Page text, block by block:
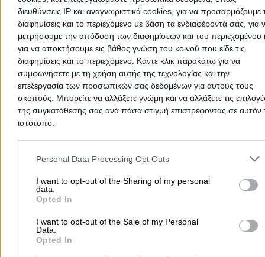
διευθύνσεις IP και αναγνωριστικά cookies, για να προσαρμόζουμε
διαφημίσεις και το περιεχόμενο με βάση τα ενδιαφέροντά σας, για
μετρήσουμε την απόδοση των διαφημίσεων και του περιεχομένου
για να αποκτήσουμε εις βάθος γνώση του κοινού που είδε τις
διαφημίσεις και το περιεχόμενο. Κάντε κλικ παρακάτω για να
συμφωνήσετε με τη χρήση αυτής της τεχνολογίας και την
επεξεργασία των προσωπικών σας δεδομένων για αυτούς τους
σκοπούς. Μπορείτε να αλλάξετε γνώμη και να αλλάξετε τις
της συγκατάθεσής σας ανά πάσα στιγμή επιστρέφοντας σε αυτόν
ιστότοπο.
Please note that this website/app uses one or more Google
and may gather and store information including but not limited to
to Google and its third-party tags to use your data for below
purposes in below Google consent section.
Personal Data Processing Opt Outs
I want to opt-out of the Sharing of my personal
data.
Opted In
I want to opt-out of the Sale of my Personal
Data.
Opted In
Μήνες Λειτουργίας
Ιανουάριος
Φεβρουάριος
Μάρτιος
Απρίλιος
Μάιος
Ιούνιος
Σεπτέμβριος
Νοέμβριος
Δεκέμβριος
Προσθήκη Αξιολόγησης